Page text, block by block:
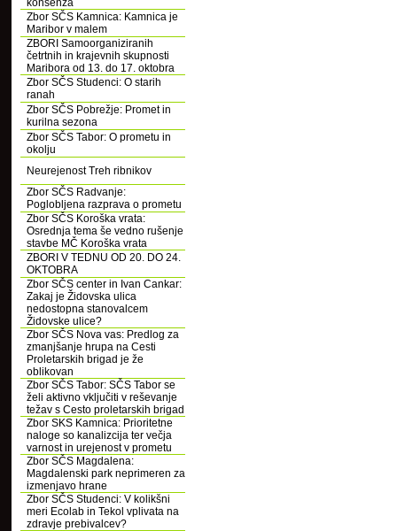
konsenza
Zbor SČS Kamnica: Kamnica je
Maribor v malem
ZBORI Samoorganiziranih
četrtnih in krajevnih skupnosti
Maribora od 13. do 17. oktobra
Zbor SČS Studenci: O starih
ranah
Zbor SČS Pobrežje: Promet in
kurilna sezona
Zbor SČS Tabor: O prometu in
okolju
Neurejenost Treh ribnikov
Zbor SČS Radvanje:
Poglobljena razprava o prometu
Zbor SČS Koroška vrata:
Osrednja tema še vedno rušenje
stavbe MČ Koroška vrata
ZBORI V TEDNU OD 20. DO 24.
OKTOBRA
Zbor SČS center in Ivan Cankar:
Zakaj je Židovska ulica
nedostopna stanovalcem
Židovske ulice?
Zbor SČS Nova vas: Predlog za
zmanjšanje hrupa na Cesti
Proletarskih brigad je že
oblikovan
Zbor SČS Tabor: SČS Tabor se
želi aktivno vključiti v reševanje
težav s Cesto proletarskih brigad
Zbor SKS Kamnica: Prioritetne
naloge so kanalizcija ter večja
varnost in urejenost v prometu
Zbor SČS Magdalena:
Magdalenski park neprimeren za
izmenjavo hrane
Zbor SČS Studenci: V kolikšni
meri Ecolab in Tekol vplivata na
zdravje prebivalcev?